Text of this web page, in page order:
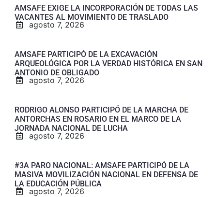
AMSAFE EXIGE LA INCORPORACIÓN DE TODAS LAS
VACANTES AL MOVIMIENTO DE TRASLADO
agosto 7, 2026
AMSAFE PARTICIPÓ DE LA EXCAVACIÓN
ARQUEOLÓGICA POR LA VERDAD HISTÓRICA EN SAN
ANTONIO DE OBLIGADO
agosto 7, 2026
RODRIGO ALONSO PARTICIPÓ DE LA MARCHA DE
ANTORCHAS EN ROSARIO EN EL MARCO DE LA
JORNADA NACIONAL DE LUCHA
agosto 7, 2026
#3A PARO NACIONAL: AMSAFE PARTICIPÓ DE LA
MASIVA MOVILIZACIÓN NACIONAL EN DEFENSA DE
LA EDUCACIÓN PÚBLICA
agosto 7, 2026